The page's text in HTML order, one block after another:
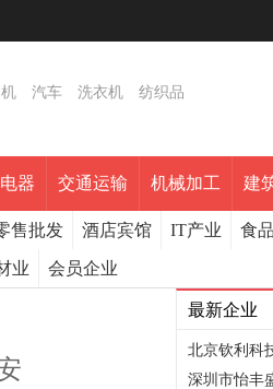
汽车 洗衣机 纺织品
器 交通运输 机械加工 建
售批发 酒店宾馆 IT产业 食品
业 会员企业
最新企业
深圳市怡丰